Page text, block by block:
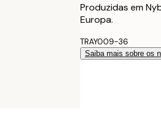
Produzidas em
Europa.
TRAY009-36
Saiba mais sobre os